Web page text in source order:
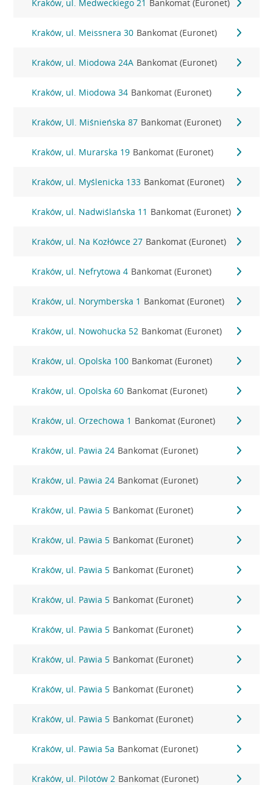
Kraków, ul. Medweckiego 21 Bankomat (Euronet)
Kraków, ul. Meissnera 30 Bankomat (Euronet)
Kraków, ul. Miodowa 24A Bankomat (Euronet)
Kraków, ul. Miodowa 34 Bankomat (Euronet)
Kraków, Ul. Miśnieńska 87 Bankomat (Euronet)
Kraków, ul. Murarska 19 Bankomat (Euronet)
Kraków, ul. Myślenicka 133 Bankomat (Euronet)
Kraków, ul. Nadwiślańska 11 Bankomat (Euronet)
Kraków, ul. Na Kozłówce 27 Bankomat (Euronet)
Kraków, ul. Nefrytowa 4 Bankomat (Euronet)
Kraków, ul. Norymberska 1 Bankomat (Euronet)
Kraków, ul. Nowohucka 52 Bankomat (Euronet)
Kraków, ul. Opolska 100 Bankomat (Euronet)
Kraków, ul. Opolska 60 Bankomat (Euronet)
Kraków, ul. Orzechowa 1 Bankomat (Euronet)
Kraków, ul. Pawia 24 Bankomat (Euronet)
Kraków, ul. Pawia 24 Bankomat (Euronet)
Kraków, ul. Pawia 5 Bankomat (Euronet)
Kraków, ul. Pawia 5 Bankomat (Euronet)
Kraków, ul. Pawia 5 Bankomat (Euronet)
Kraków, ul. Pawia 5 Bankomat (Euronet)
Kraków, ul. Pawia 5 Bankomat (Euronet)
Kraków, ul. Pawia 5 Bankomat (Euronet)
Kraków, ul. Pawia 5 Bankomat (Euronet)
Kraków, ul. Pawia 5 Bankomat (Euronet)
Kraków, ul. Pawia 5a Bankomat (Euronet)
Kraków, ul. Pilotów 2 Bankomat (Euronet)